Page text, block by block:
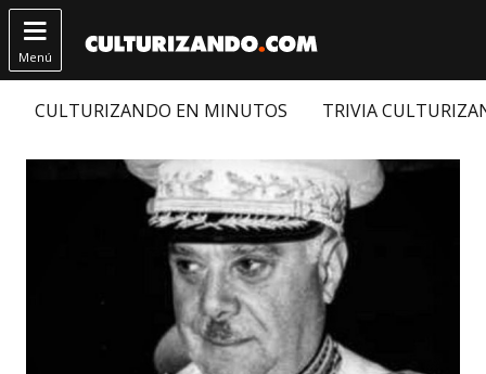

Menú
CULTURIZANDO EN MINUTOS TRIVIA